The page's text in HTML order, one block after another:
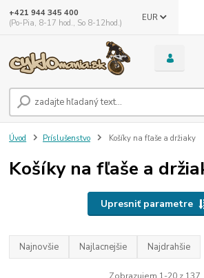
EUR
+421 944 345 400
(Po-Pia, 8-17 hod., So 8-12hod.)
Úvod Príslušenstvo Košíky na fľaše a držiaky
Košíky na fľaše a
Upresniť parametre
Najnovšie Najlacnejšie Najdrahšie